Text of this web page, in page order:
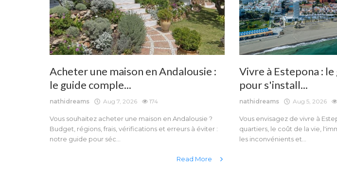
Acheter une maison en Andalousie :
le guide comple...
nathidreams Aug 7, 2026 174
Vous souhaitez acheter une maison en Andalousie ?
Budget, régions, frais, vérifications et erreurs à éviter :
notre guide pour séc...
Read More
Vivre à Estepona :
pour s'install...
nathidreams Aug 5, 2026
Vous envisagez de vivre à
quartiers, le coût de la vie,
les inconvénients et...